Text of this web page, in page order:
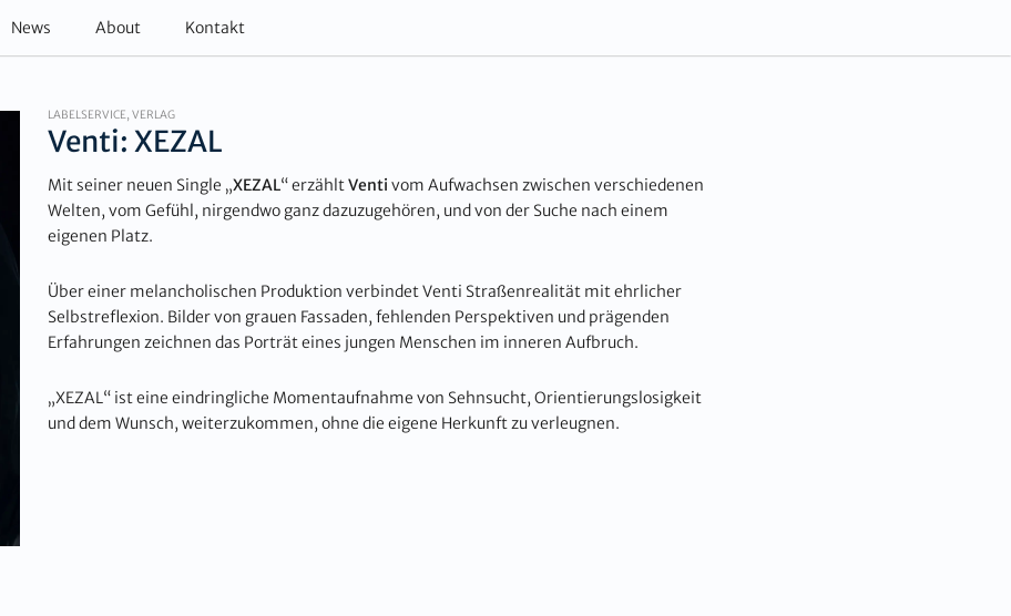
News About Kontakt
LABELSERVICE, VERLAG
Venti: XEZAL
Mit seiner neuen Single „XEZAL“ erzähltVentivom Aufwachsen zwischen verschiedenen
Welten, vom Gefühl, nirgendwo ganz dazuzugehören, und von der Suche nach einem
eigenen Platz.
Über einer melancholischen Produktion verbindet Venti Straßenrealität mit ehrlicher
Selbstreflexion. Bilder von grauen Fassaden, fehlenden Perspektiven und prägenden
Erfahrungen zeichnen das Porträt eines jungen Menschen im inneren Aufbruch.
„XEZAL“ ist eine eindringliche Momentaufnahme von Sehnsucht, Orientierungslosigkeit
und dem Wunsch, weiterzukommen, ohne die eigene Herkunft zu verleugnen.